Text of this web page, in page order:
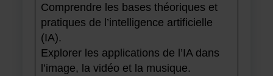
Comprendre les bases théoriques et
pratiques de l’intelligence artificielle
(IA).
Explorer les applications de l’IA dans
l’image, la vidéo et la musique.